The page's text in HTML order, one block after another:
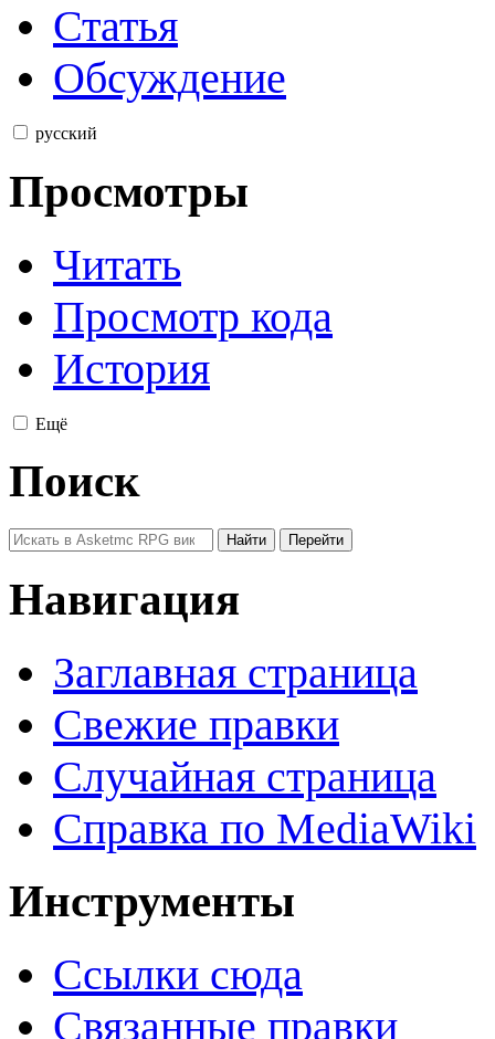
Статья
Обсуждение
русский
Просмотры
Читать
Просмотр кода
История
Ещё
Поиск
Навигация
Заглавная страница
Свежие правки
Случайная страница
Справка по MediaWiki
Инструменты
Ссылки сюда
Связанные правки